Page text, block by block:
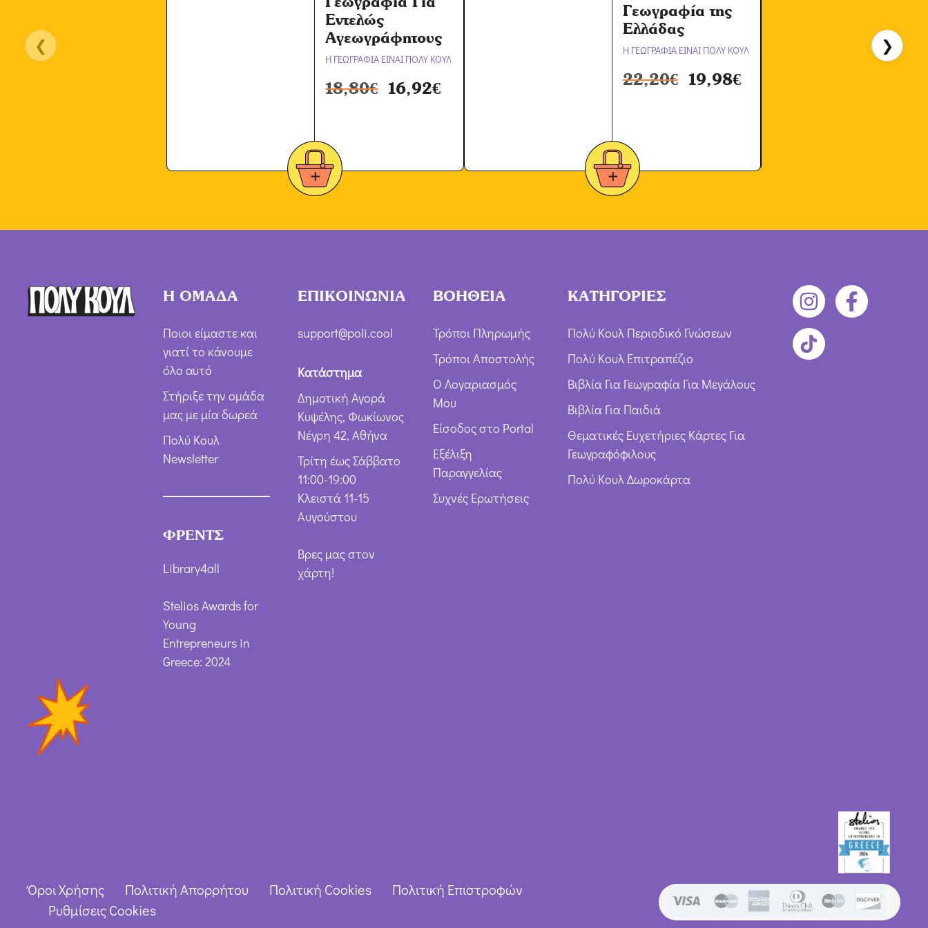
❮
Εντελώς
Αγεωγράφητους
Η ΓΕΩΓΡΑΦΙΑ ΕΙΝΑΙ ΠΟΛΥ ΚΟΥΛ
18,80€ 16,92€
Γεωγραφία της
Ελλάδας
Η ΓΕΩΓΡΑΦΙΑ ΕΙΝΑΙ ΠΟΛΥ ΚΟΥΛ
22,20€ 19,98€
❯
Η ΟΜΑΔΑ
Ποιοι είμαστε και
γιατί το κάνουμε
όλο αυτό
Στήριξε την ομάδα
μας με μία δωρεά
Πολύ Κουλ
Newsletter
ΦΡΕΝΤΣ
Library4all
Stelios Awards for
Young
Entrepreneurs in
Greece: 2024
ΕΠΙΚΟΙΝΩΝΙΑ
support@poli.cool
Κατάστημα
Δημοτική Αγορά
Κυψέλης, Φωκίωνος
Νέγρη 42, Αθήνα
Τρίτη έως Σάββατο
11:00-19:00
Κλειστά 11-15
Αυγούστου
Βρες μας στον
χάρτη!
ΒΟΗΘΕΙΑ
Τρόποι Πληρωμής
Τρόποι Αποστολής
Ο Λογαριασμός
Μου
Είσοδος στο Portal
Εξέλιξη
Παραγγελίας
Συχνές Ερωτήσεις
ΚΑΤΗΓΟΡΙΕΣ
Πολύ Κουλ Περιοδικό Γνώσεων
Πολύ Κουλ Επιτραπέζιο
Βιβλία Για Γεωγραφία Για Μεγάλους
Βιβλία Για Παιδιά
Θεματικές Ευχετήριες Κάρτες Για
Γεωγραφόφιλους
Πολύ Κουλ Δωροκάρτα
Όροι Χρήσης Πολιτική Απορρήτου Πολιτική Cookies
Πολιτική Επιστροφών
Ρυθμίσεις Cookies